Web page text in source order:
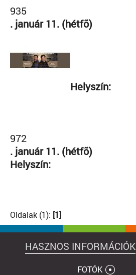
935
. január 11. (hétfõ)
Helyszín:
972
. január 11. (hétfõ)
Helyszín:
Oldalak (1): [1]
HASZNOS INFORMÁCIÓK
FOTÓK